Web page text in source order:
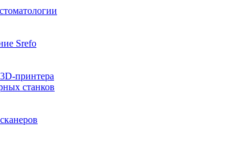
Srefo
принтера
станков